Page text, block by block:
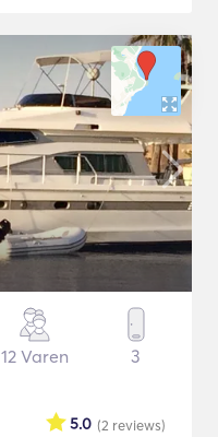
12 Varen 3
(2 reviews)
5.0